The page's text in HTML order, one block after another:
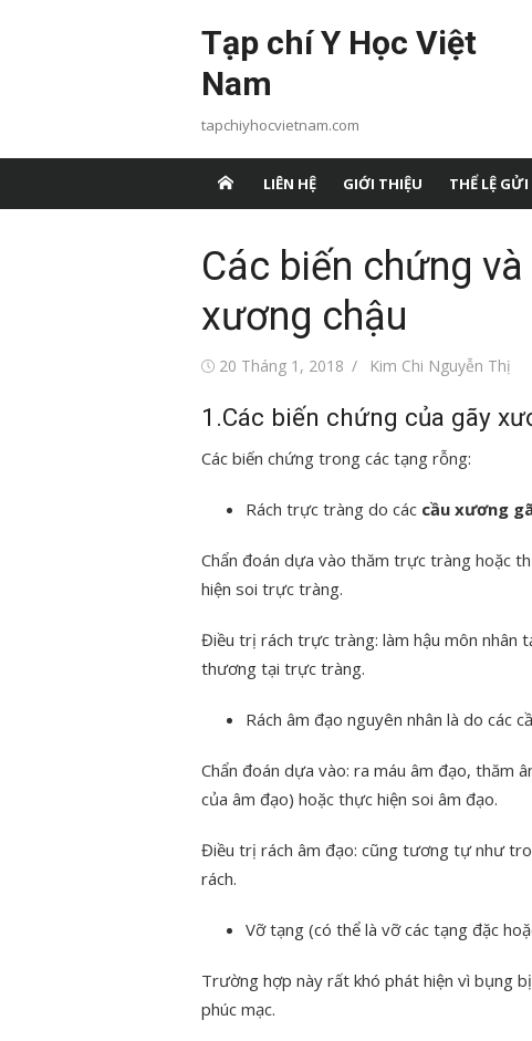
Tạp chí Y Học Việt
Nam
tapchiyhocvietnam.com
LIÊN HỆ GIỚI THIỆU THỂ LỆ
Các biến chứng
xương chậu
Đăng20 Tháng 1, 2018
Tác
Kim Chi Nguyễn Thị
1.Các biến chứng của gãy
Các biến chứng trong các tạng rỗng:
Rách trực tràng do các cầu xương
Chẩn đoán dựa vào thăm trực tràng hoặc
hiện soi trực tràng.
Điều trị rách trực tràng: làm hậu môn nhân
thương tại trực tràng.
Rách âm đạo nguyên nhân là do các
Chẩn đoán dựa vào: ra máu âm đạo, thăm
của âm đạo) hoặc thực hiện soi âm đạo.
Điều trị rách âm đạo: cũng tương tự như
rách.
Vỡ tạng (có thể là vỡ các tạng đặc
Trường hợp này rất khó phát hiện vì bụng
phúc mạc.